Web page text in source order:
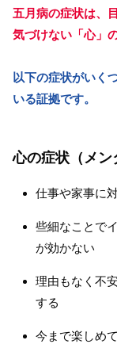
五月病の症状は、
気づけない「心」
以下の症状がいく
いる証拠です。
心の症状（メン
仕事や家事に
些細なことで
が効かない
理由もなく不
する
今まで楽しめ